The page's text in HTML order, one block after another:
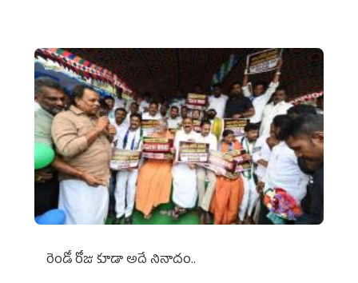
రెండో రోజు కూడా అదే నినాదం..